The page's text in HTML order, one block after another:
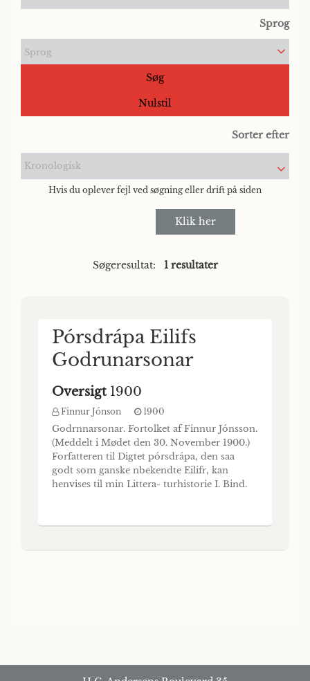
Sprog
Sprog
Søg
Nulstil
Sorter efter
Kronologisk
Hvis du oplever fejl ved søgning eller drift på siden
Klik her
Søgeresultat: 1 resultater
Pórsdrápa Eilifs
Godrunarsonar
Oversigt 1900
Finnur Jónson 1900
Godrnnarsonar. Fortolket af Finnur Jónsson.
(Meddelt i Mødet den 30. November 1900.)
Forfatteren til Digtet pórsdrápa, den saa
godt som ganske nbekendte Eilifr, kan
henvises til min Littera- turhistorie I. Bind.